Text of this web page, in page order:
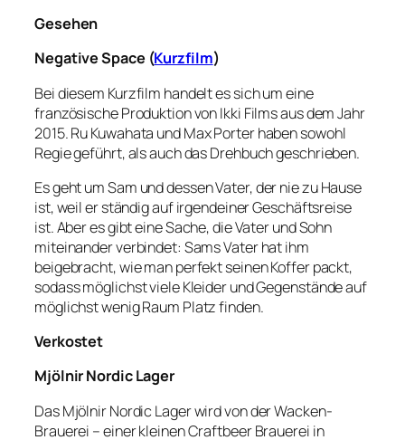
Gesehen
Negative Space (Kurzfilm)
Bei diesem Kurzfilm handelt es sich um eine
französische Produktion von Ikki Films aus dem Jahr
2015. Ru Kuwahata und Max Porter haben sowohl
Regie geführt, als auch das Drehbuch geschrieben.
Es geht um Sam und dessen Vater, der nie zu Hause
ist, weil er ständig auf irgendeiner Geschäftsreise
ist. Aber es gibt eine Sache, die Vater und Sohn
miteinander verbindet: Sams Vater hat ihm
beigebracht, wie man perfekt seinen Koffer packt,
sodass möglichst viele Kleider und Gegenstände auf
möglichst wenig Raum Platz finden.
Verkostet
Mjölnir Nordic Lager
DasMjölnirNordic Lager wird von derWacken-
Brauerei – einer kleinenCraftbeerBrauerei in